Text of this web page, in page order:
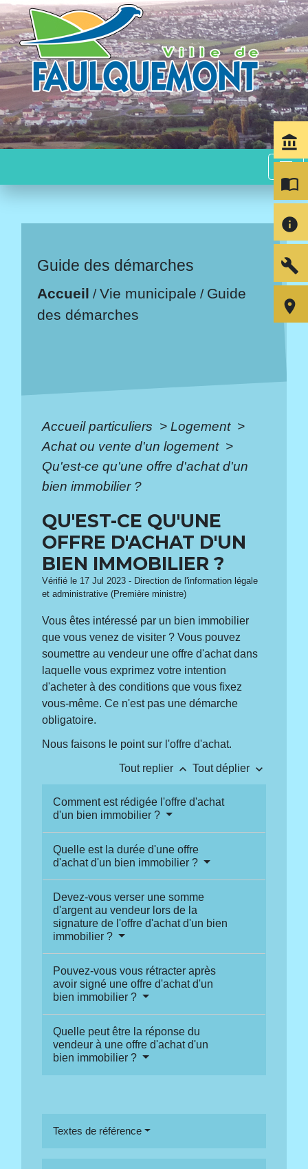
menu
Guide des démarches
Accueil /Vie municipale / Guide
des démarches
Accueil particuliers > Logement >
Achat ou vente d'un logement >
Qu'est-ce qu'une offre d'achat d'un
bien immobilier ?
QU'EST-CE QU'UNE
OFFRE D'ACHAT D'UN
BIEN IMMOBILIER ?
Vérifié le 17 Jul 2023 - Direction de l'information légale
et administrative (Première ministre)
Vous êtes intéressé par un bien immobilier
que vous venez de visiter ? Vous pouvez
soumettre au vendeur une offre d'achat dans
laquelle vous exprimez votre intention
d'acheter à des conditions que vous fixez
vous-même. Ce n'est pas une démarche
obligatoire.
Nous faisons le point sur l'offre d'achat.
Tout replier keyboard_arrow_up Tout déplier keyboard_arrow_down
Comment est rédigée l'offre d'achat
d'un bien immobilier ?
Quelle est la durée d'une offre
d'achat d'un bien immobilier ?
Devez-vous verser une somme
d'argent au vendeur lors de la
signature de l'offre d'achat d'un bien
immobilier ?
Pouvez-vous vous rétracter après
avoir signé une offre d'achat d'un
bien immobilier ?
Quelle peut être la réponse du
vendeur à une offre d'achat d'un
bien immobilier ?
Textes de référence
account_balance
import_contacts
info
build
room